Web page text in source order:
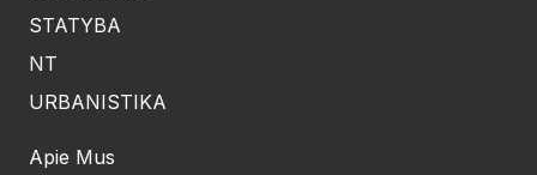
STATYBA
NT
URBANISTIKA
Apie Mus